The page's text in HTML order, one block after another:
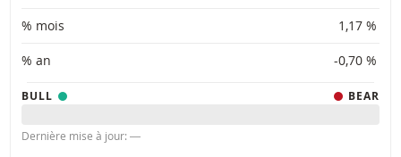
% mois 1,17 %
% an -0,70 %
BULL BEAR
Dernière mise à jour: ―